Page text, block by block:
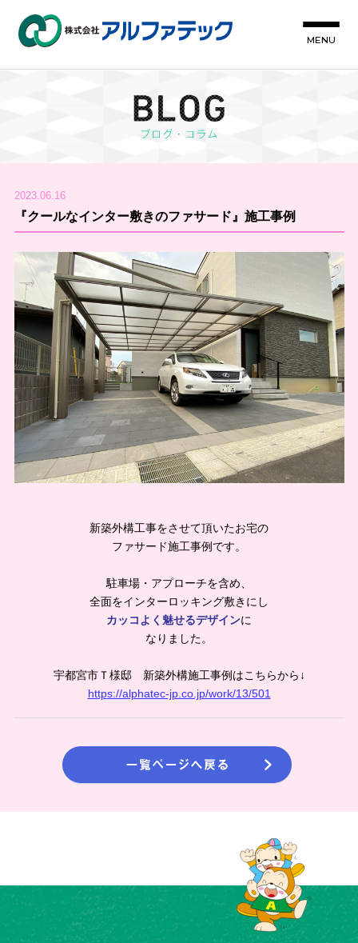
MENU
2023.06.16
『クールなインター敷きのファサード』施工事例
新築外構工事をさせて頂いたお宅の
ファサード施工事例です。
駐車場・アプローチを含め、
全面をインターロッキング敷きにし
カッコよく魅せるデザインに
なりました。
宇都宮市Ｔ様邸 新築外構施工事例はこちらから↓
https://alphatec-jp.co.jp/work/13/501